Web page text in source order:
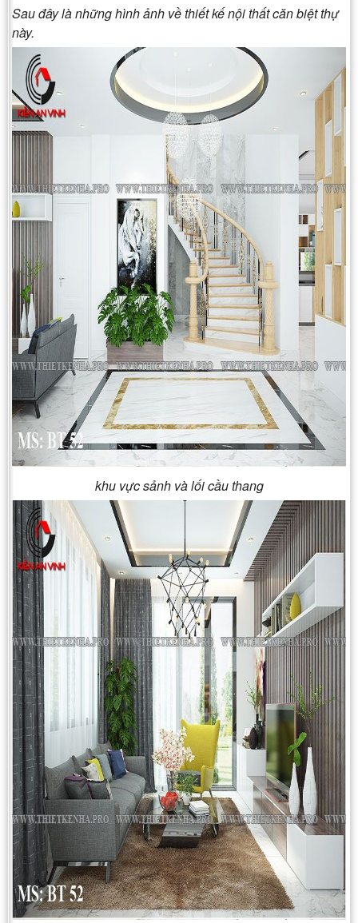
Sau đây là những hình ảnh về thiết kế nội thất căn biệt thự
này.
khu vực sảnh và lối cầu thang